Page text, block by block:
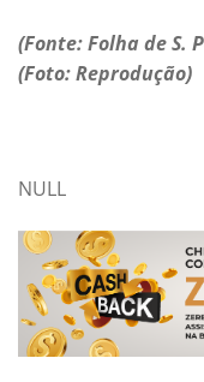
(Fonte: Folha de S.
(Foto: Reprodução)
NULL